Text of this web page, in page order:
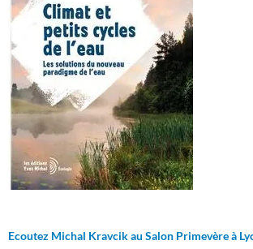
Ecoutez Michal Kravcik au Salon Primevère à